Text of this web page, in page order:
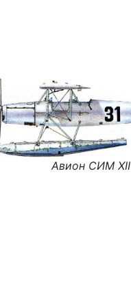
Авион СИМ XII